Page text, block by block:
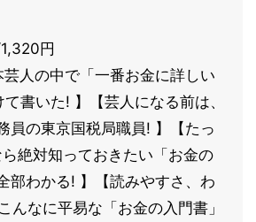
円
芸人の中で「一番お金に詳しい
書いた! 】【芸人になる前は、
員の東京国税局職員! 】【たっ
絶対知っておきたい「お金の
部わかる! 】【読みやすさ、わ
んなに平易な「お金の入門書」